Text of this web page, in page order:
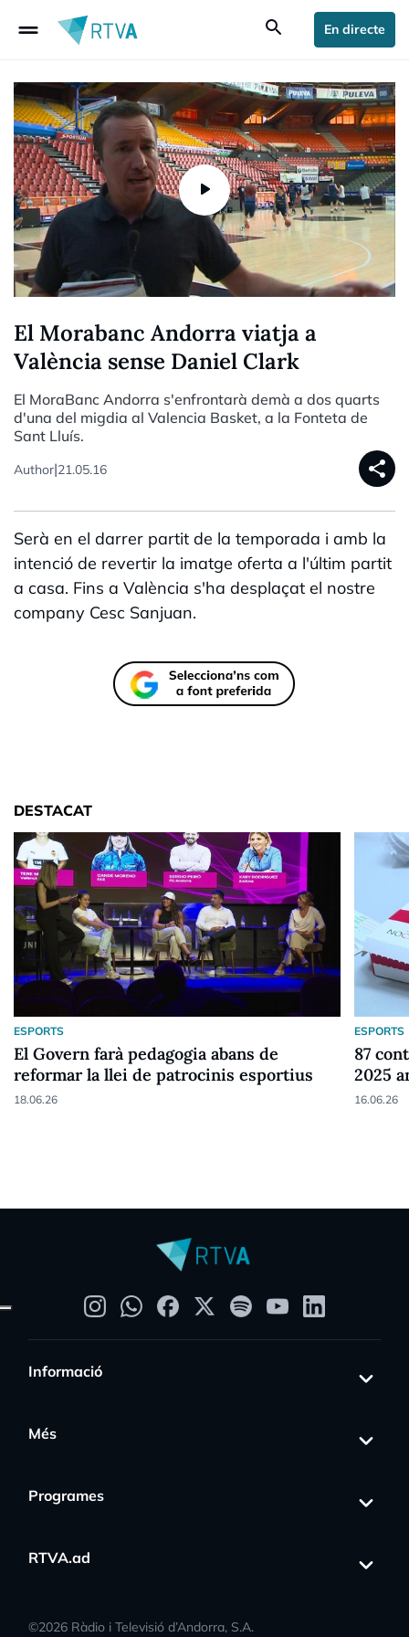
drag_handle search En directe
El Morabanc Andorra viatja a
València sense Daniel Clark
El MoraBanc Andorra s'enfrontarà demà a dos quarts
d'una del migdia al Valencia Basket, a la Fonteta de
Sant Lluís.
Author|21.05.16 share
Serà en el darrer partit de la temporada i amb la
intenció de revertir la imatge oferta a l'últim partit
a casa. Fins a València s'ha desplaçat el nostre
company Cesc Sanjuan.
DESTACAT
ESPORTS
El Govern farà pedagogia abans de
reformar la llei de patrocinis esportius
18.06.26
ESPORTS
87
2025
16.06.26
Informació
Més
Programes
RTVA.ad
©2026 Ràdio i Televisió d’Andorra, S.A.